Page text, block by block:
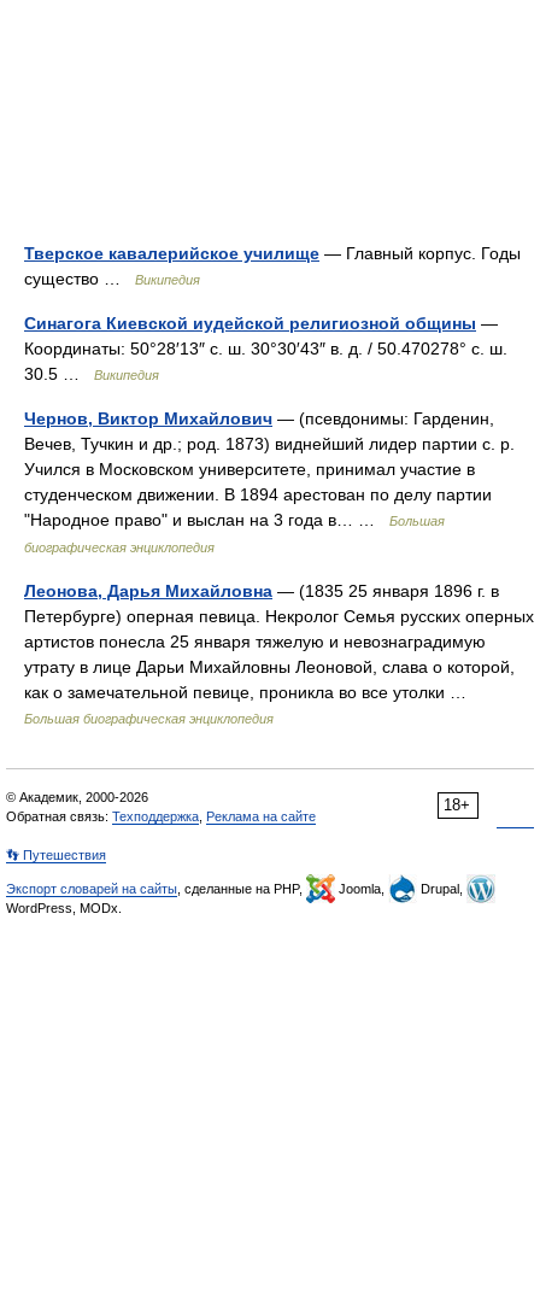
Тверское кавалерийское училище — Главный корпус. Годы
существо …
Википедия
Синагога Киевской иудейской религиозной общины —
Координаты: 50°28′13″ с. ш. 30°30′43″ в. д. / 50.470278° с. ш.
30.5 …
Википедия
Чернов, Виктор Михайлович — (псевдонимы: Гарденин,
Вечев, Тучкин и др.; род. 1873) виднейший лидер партии с. р.
Учился в Московском университете, принимал участие в
студенческом движении. В 1894 арестован по делу партии
"Народное право" и выслан на 3 года в… …
Большая
биографическая энциклопедия
Леонова, Дарья Михайловна — (1835 25 января 1896 г. в
Петербурге) оперная певица. Некролог Семья русских оперных
артистов понесла 25 января тяжелую и невознаградимую
утрату в лице Дарьи Михайловны Леоновой, слава о которой,
как о замечательной певице, проникла во все утолки …
Большая биографическая энциклопедия
18+
© Академик, 2000-2026
Обратная связь: Техподдержка Реклама на сайте
👣 Путешествия
Экспорт словарей на сайты , сделанные на PHP, Joomla,
Drupal,
WordPress, MODx.